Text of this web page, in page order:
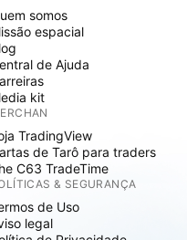
somos
espacial
de Ajuda
kit
TradingView
de Tarô para traders
C63 TradeTime
& SEGURANÇA
de Uso
legal